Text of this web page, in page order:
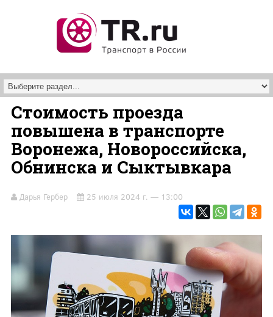
Стоимость проезда
повышена в транспорте
Воронежа, Новороссийска,
Обнинска и Сыктывкара
Дарья Гербер 25 июля 2024 г. — 13:00